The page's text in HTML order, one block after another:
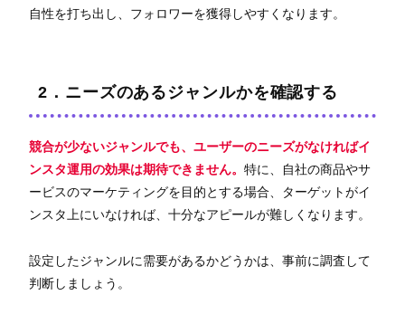
自性を打ち出し、フォロワーを獲得しやすくなります。
2．ニーズのあるジャンルかを確認する
競合が少ないジャンルでも、ユーザーのニーズがなければイ
ンスタ運用の効果は期待できません。 特に、自社の商品やサ
ービスのマーケティングを目的とする場合、ターゲットがイ
ンスタ上にいなければ、十分なアピールが難しくなります。
設定したジャンルに需要があるかどうかは、事前に調査して
判断しましょう。